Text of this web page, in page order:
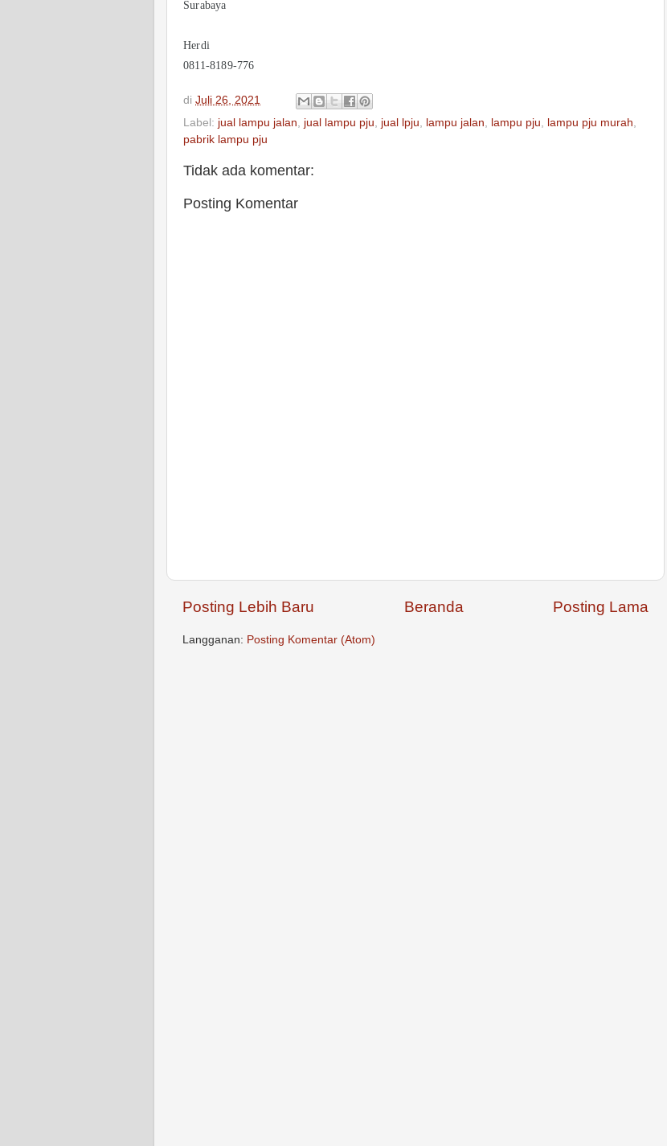
Surabaya
Herdi
0811-8189-776
di Juli 26, 2021
Label: jual lampu jalan jual lampu pju jual lpju lampu jalan lampu pju lampu pju murah
pabrik lampu pju
Tidak ada komentar:
Posting Komentar
Posting Lebih Baru Posting Lama
Beranda
Langganan: Posting Komentar (Atom)